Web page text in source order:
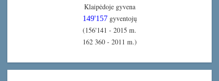
Klaipėdoje gyvena
149'157 gyventojų
(156'141 - 2015 m.
162 360 - 2011 m.)